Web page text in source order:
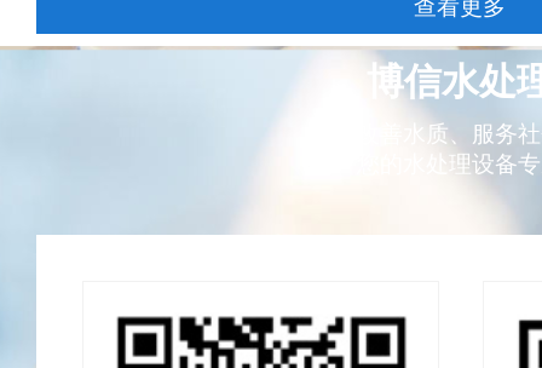
查看更多
博信水处
改善水质、服务
您的水处理设备